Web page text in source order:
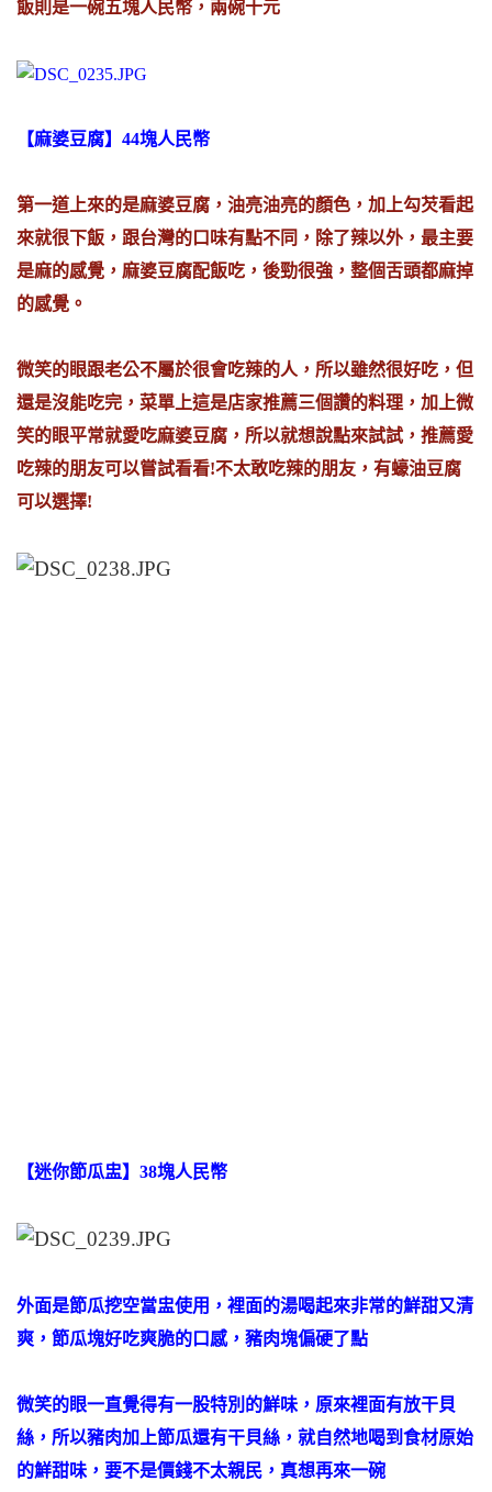
飯則是一碗五塊人民幣，兩碗十元
【麻婆豆腐】44塊人民幣
第一道上來的是麻婆豆腐，油亮油亮的顏色，加上勾芡看起
來就很下飯，跟台灣的口味有點不同，除了辣以外，最主要
是麻的感覺，麻婆豆腐配飯吃，後勁很強，整個舌頭都麻掉
的感覺。
微笑的眼跟老公不屬於很會吃辣的人，所以雖然很好吃，但
還是沒能吃完，菜單上這是店家推薦三個讚的料理，加上微
笑的眼平常就愛吃麻婆豆腐，所以就想說點來試試，推薦愛
吃辣的朋友可以嘗試看看!不太敢吃辣的朋友，有蠔油豆腐
可以選擇!
【迷你節瓜盅】38塊人民幣
外面是節瓜挖空當盅使用，裡面的湯喝起來非常的鮮甜又清
爽，節瓜塊好吃爽脆的口感，豬肉塊偏硬了點
微笑的眼一直覺得有一股特別的鮮味，原來裡面有放干貝
絲，所以豬肉加上節瓜還有干貝絲，就自然地喝到食材原始
的鮮甜味，要不是價錢不太親民，真想再來一碗